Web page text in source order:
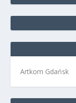
Artkom Gdańsk